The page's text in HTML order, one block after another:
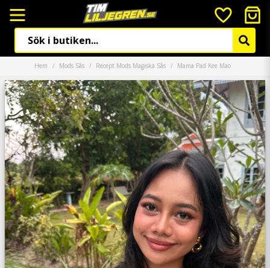
Hem Mods Sås Recept Mods Magiska Sås Mama Pad Kee Mao